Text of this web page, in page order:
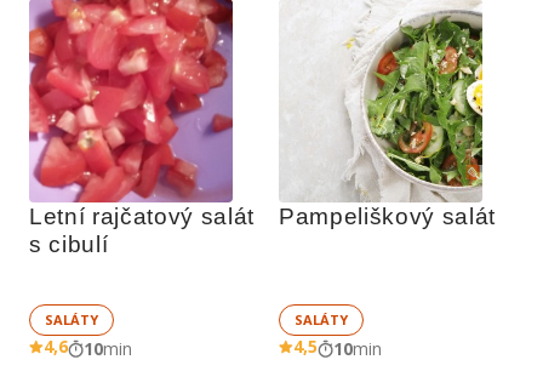
Letní rajčatový salát
s cibulí
SALÁTY
4,6 10min
Pampeliškový salát
SALÁTY
4,5 10min